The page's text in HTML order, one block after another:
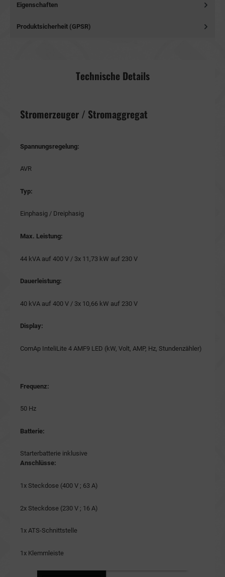
Eigenschaften
Produktsicherheit (GPSR)
Technische Details
Stromerzeuger / Stromaggregat
Spannungsregelung:
AVR
Typ:
Einphasig / Dreiphasig
Max. Leistung:
44 kVA auf 400 V / 3x 11,73 kW auf 230 V
Dauerleistung:
40 kVA auf 400 V / 3x 10,66 kW auf 230 V
Display:
ComAp InteliLite 4 AMF9 LED (kW, Volt, AMP, Hz, Stundenzähler)
Frequenz:
50 Hz
Batterie:
Starterbatterie inklusive
Anschlüsse:
1x Steckdose (400 V ; 63 A)
2x Steckdose (230 V ; 16 A)
1x ATS-Schnittstelle
1x Klemmleiste